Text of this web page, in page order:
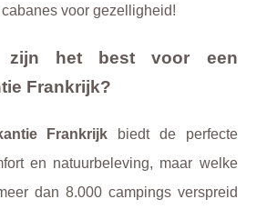
voor gezelligheid!
zijn het best voor een
Frankrijk?
Frankrijk biedt de perfecte
en natuurbeleving, maar welke
dan 8.000 campings verspreid